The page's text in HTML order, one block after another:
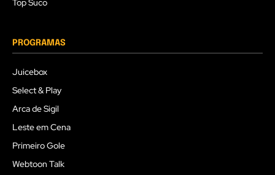
Top Suco
PROGRAMAS
Juicebox
Select & Play
Arca de Sigil
Leste em Cena
Primeiro Gole
Webtoon Talk